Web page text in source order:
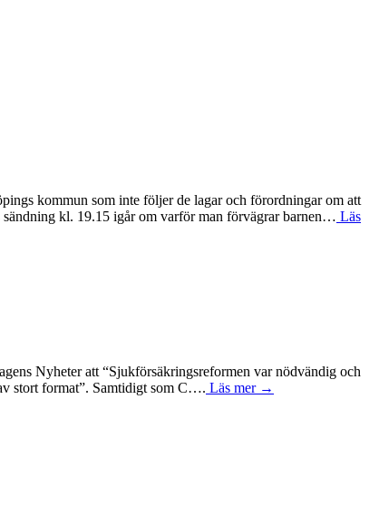
kommun som inte följer de lagar och förordningar om att
sändning kl. 19.15 igår om varför man förvägrar barnen… Läs
Nyheter att “Sjukförsäkringsreformen var nödvändig och
stort format”. Samtidigt som C…. Läs mer →